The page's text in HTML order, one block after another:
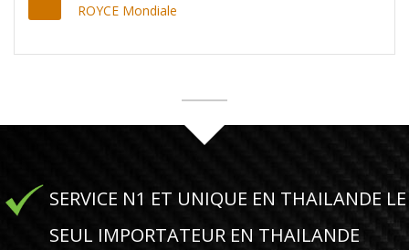
ROYCE Mondiale
SERVICE N1 ET UNIQUE EN THAILANDE LE
SEUL IMPORTATEUR EN THAILANDE